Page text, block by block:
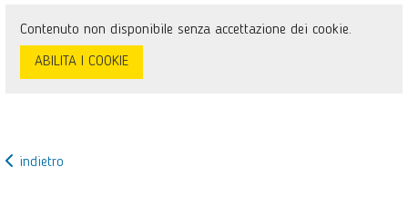
Contenuto non disponibile senza accettazione dei cookie.
ABILITA I COOKIE
indietro